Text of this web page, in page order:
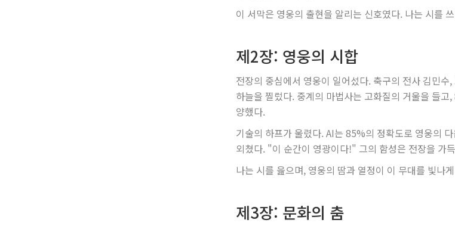
이 서막은 영웅의 출현을 알리는 신호였다. 나는 시를
제2장: 영웅의 시합
전장의 중심에서 영웅이 일어섰다. 축구의 전사 김민
하늘을 찔렀다. 중계의 마법사는 고화질의 거울을 들
양했다.
기술의 하프가 울렸다. AI는 85%의 정확도로 영웅의
외쳤다. "이 순간이 영광이다!" 그의 함성은 전장을 가
나는 시를 읊으며, 영웅의 땀과 열정이 이 무대를 빛나
제3장: 문화의 춤